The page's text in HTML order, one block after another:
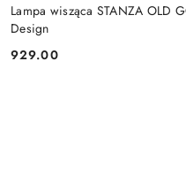
Lampa wisząca STANZA OLD
Design
Cena:
929.00